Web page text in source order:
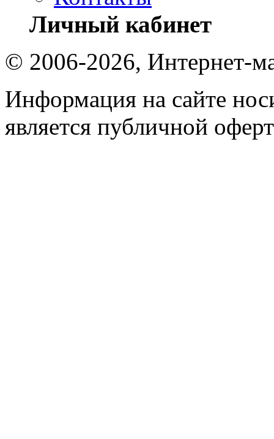
Личный кабинет
© 2006-2026, Интернет-
Информация на сайте
является публичной